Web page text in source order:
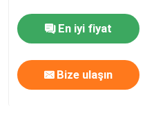
En iyi fiyat
Bize ulaşın